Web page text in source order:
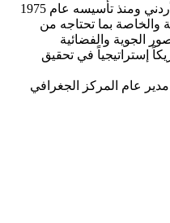
لقد دأب المركز الجغرافي الملكي الأردني ومنذ تأسيسه عام 1975
بما تحتاجه من
الجوية والفضائية
إستراتيجياً في تحقيق
مدير عام المركز الجغرافي